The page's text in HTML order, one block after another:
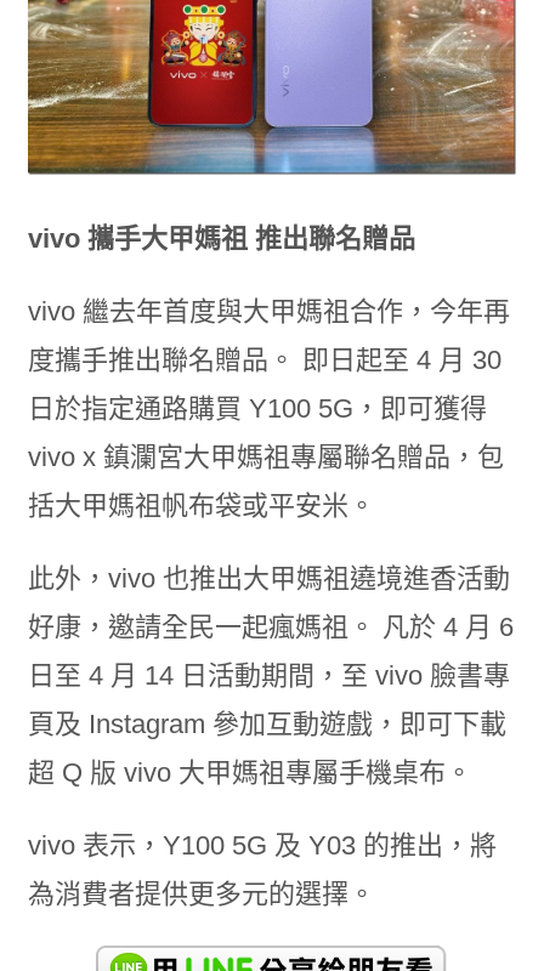
vivo 攜手大甲媽祖 推出聯名贈品
vivo 繼去年首度與大甲媽祖合作，今年再
度攜手推出聯名贈品。 即日起至 4 月 30
日於指定通路購買 Y100 5G，即可獲得
vivo x 鎮瀾宮大甲媽祖專屬聯名贈品，包
括大甲媽祖帆布袋或平安米。
此外，vivo 也推出大甲媽祖遶境進香活動
好康，邀請全民一起瘋媽祖。 凡於 4 月 6
日至 4 月 14 日活動期間，至 vivo 臉書專
頁及 Instagram 參加互動遊戲，即可下載
超 Q 版 vivo 大甲媽祖專屬手機桌布。
vivo 表示，Y100 5G 及 Y03 的推出，將
為消費者提供更多元的選擇。